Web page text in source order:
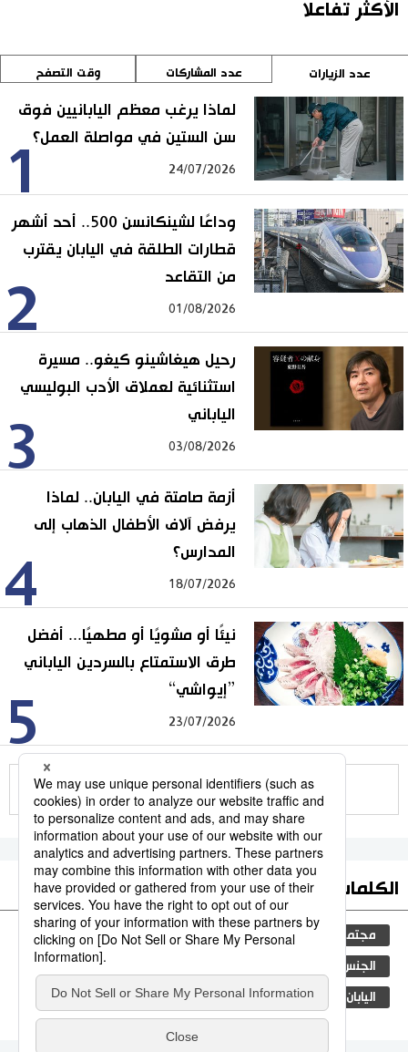
الأكثر تفاعلا
عدد الزيارات عدد المشاركات وقت التصفح
1
لماذا يرغب معظم اليابانيين فوق
سن الستين في مواصلة العمل؟
24/07/2026
2
وداعًا لشينكانسن 500.. أحد أشهر
قطارات الطلقة في اليابان يقترب
من التقاعد
01/08/2026
3
رحيل هيغاشينو كيغو.. مسيرة
استثنائية لعملاق الأدب البوليسي
الياباني
03/08/2026
4
أزمة صامتة في اليابان.. لماذا
يرفض آلاف الأطفال الذهاب إلى
المدارس؟
18/07/2026
5
نيئًا أو مشويًا أو مطهيًا... أفضل
طرق الاستمتاع بالسردين الياباني
”إيواشي“
23/07/2026
للمزيد
الكلمات الأكثر بحثا
مجتمع جيجي برس التعليم الياباني ثقافة
الجنس المجتمع الياباني
اليابان المطبخ الياباني